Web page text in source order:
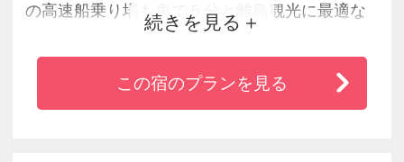
の高速船乗り場も車で５分と離島観光に最適な
◆1階にコインランドリー、全室にWiFi接続、加
湿空気清浄機＆電子レンジ完備とビジネスに、
続きを見る
この宿のプランを見る